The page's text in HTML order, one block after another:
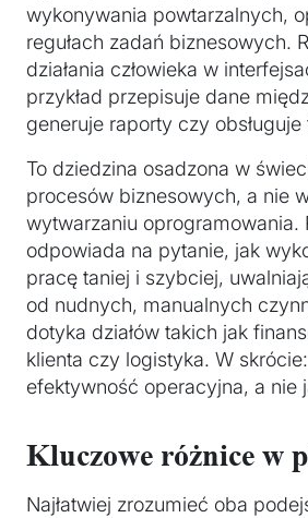
wykonywania powtarzalnych,
regułach zadań biznesowych.
działania człowieka w
przykład przepisuje dane
generuje raporty czy obsługuje
To dziedzina osadzona w
procesów biznesowych, a nie
wytwarzaniu oprogramowania.
odpowiada na pytanie, jak
pracę taniej i szybciej,
od nudnych, manualnych
dotyka działów takich jak
klienta czy logistyka. W
efektywność operacyjna, a nie
Kluczowe różnice w
Najłatwiej zrozumieć oba